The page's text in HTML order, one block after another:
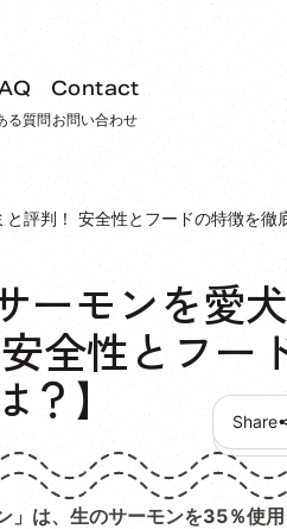
る質問
Contact
お問い合わせ
評判！ 安全性とフードの特徴を徹
ーモンを愛犬
全性とフー
？】 Share
」は、生のサーモンを35％使用